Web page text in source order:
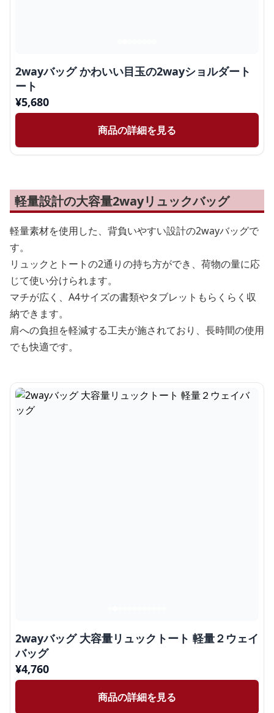
2wayバッグ かわいい目玉の2wayショルダート
ート
¥5,680
商品の詳細を見る
軽量設計の大容量2wayリュックバッグ
軽量素材を使用した、背負いやすい設計の2wayバッグで
す。
リュックとトートの2通りの持ち方ができ、荷物の量に応
じて使い分けられます。
マチが広く、A4サイズの書類やタブレットもらくらく収
納できます。
肩への負担を軽減する工夫が施されており、長時間の使用
でも快適です。
2wayバッグ 大容量リュックトート 軽量２ウェイ
バッグ
¥4,760
商品の詳細を見る